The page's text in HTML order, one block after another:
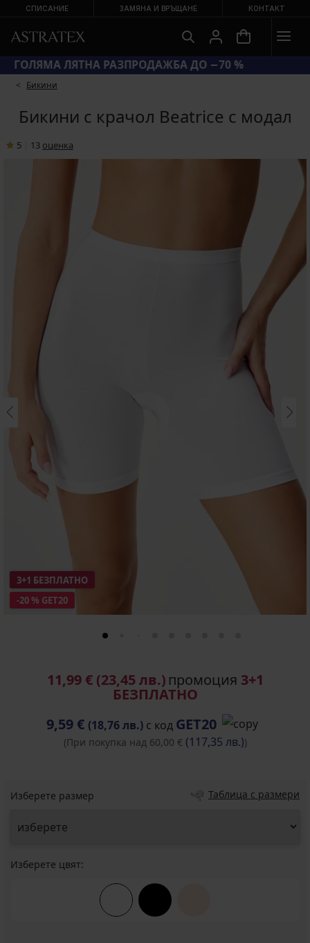
СПИСАНИЕ ЗАМЯНА И ВРЪЩАНЕ КОНТАКТ
ГОЛЯМА ЛЯТНА РАЗПРОДАЖБА ДО −70 %
Бикини
Бикини с крачол Beatrice с модал
5 13 oценка
-20 % GET20
3+1 БЕЗПЛАТНО
11,99 € (23,45 лв.) промоция 3+1
БЕЗПЛАТНО
9,59 € (18,76 лв.) с код GET20
(При покупка над 60,00 € (117,35 лв.))
Изберете размер Таблица с размери
Изберете цвят: